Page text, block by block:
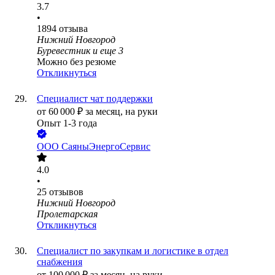
3.7
•
1894 отзыва
Нижний Новгород
Буревестник и еще 3
Можно без резюме
Откликнуться
Специалист чат поддержки
от 60 000 ₽ за месяц, на руки
Опыт 1-3 года
ООО СаяныЭнергоСервис
4.0
•
25 отзывов
Нижний Новгород
Пролетарская
Откликнуться
Специалист по закупкам и логистике в отдел
снабжения